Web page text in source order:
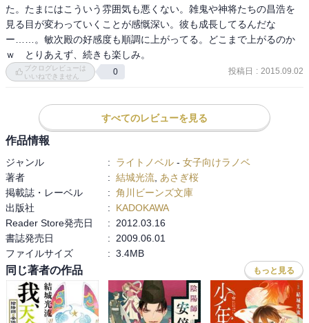
た。たまにはこういう雰囲気も悪くない。雑鬼や神将たちの昌浩を
見る目が変わっていくことが感慨深い。彼も成長してるんだな
ー……。敏次殿の好感度も順調に上がってる。どこまで上がるのか
ｗ　とりあえず、続きも楽しみ。
ブクログレビューは
いいねできません
0 投稿日 : 2015.09.02
すべてのレビューを見る
作品情報
ジャンル : ライトノベル - 女子向けラノベ
著者
: 結城光流 あさぎ桜
掲載誌・レーベル
: 角川ビーンズ文庫
出版社
:
KADOKAWA
Reader Store発売日
:
2012.03.16
書誌発売日
:
2009.06.01
ファイルサイズ
: 3.4MB
同じ著者の作品 もっと見る